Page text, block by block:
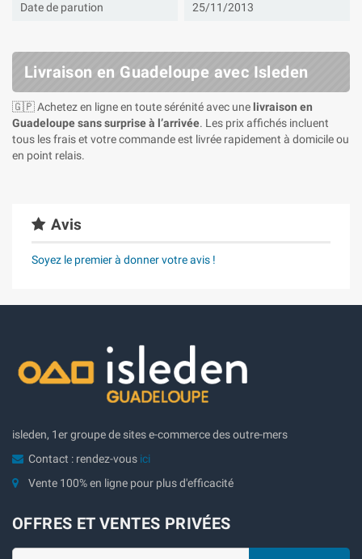
Date de parution 25/11/2013
Livraison en Guadeloupe avec Isleden
🇬🇵 Achetez en ligne en toute sérénité avec une livraison en
Guadeloupe sans surprise à l’arrivée. Les prix affichés incluent
tous les frais et votre commande est livrée rapidement à domicile ou
en point relais.
Avis
Soyez le premier à donner votre avis !
isleden, 1er groupe de sites e-commerce des outre-mers
Contact : rendez-vous ici
Vente 100% en ligne pour plus d'efficacité
OFFRES ET VENTES PRIVÉES